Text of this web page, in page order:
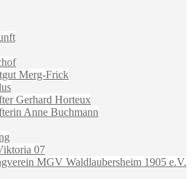
Merg-Frick
Gerhard Horteux
Anne Buchmann
07
MGV Waldlaubersheim 1905 e.V.